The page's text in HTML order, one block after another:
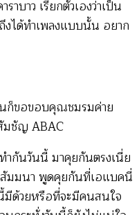
บาว เรียกตัวเองว่าเป็น
งได้ทำเพลงแบบนั้น อยาก
ขอขอบคุณชมรมค่าย
มชัญ ABAC
กันวันนี้ มาคุยกันตรงเนี่ย
สัมมนา พูดคุยกันที่เอแบคนี่
มีด้วยหรือที่จะมีคนสนใจ